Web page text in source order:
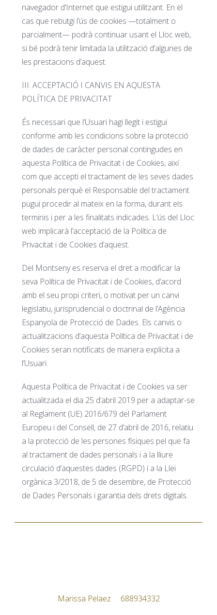
navegador d’Internet que estigui utilitzant. En el
cas que rebutgi l’ús de cookies —totalment o
parcialment— podrà continuar usant el Lloc web,
si bé podrà tenir limitada la utilització d’algunes de
les prestacions d’aquest.
III. ACCEPTACIÓ I CANVIS EN AQUESTA
POLÍTICA DE PRIVACITAT
És necessari que l’Usuari hagi llegit i estigui
conforme amb les condicions sobre la protecció
de dades de caràcter personal contingudes en
aquesta Política de Privacitat i de Cookies, així
com que accepti el tractament de les seves dades
personals perquè el Responsable del tractament
pugui procedir al mateix en la forma, durant els
terminis i per a les finalitats indicades. L’ús del Lloc
web implicarà l’acceptació de la Política de
Privacitat i de Cookies d’aquest.
Del Montseny es reserva el dret a modificar la
seva Política de Privacitat i de Cookies, d’acord
amb el seu propi criteri, o motivat per un canvi
legislatiu, jurisprudencial o doctrinal de l’Agència
Espanyola de Protecció de Dades. Els canvis o
actualitzacions d’aquesta Política de Privacitat i de
Cookies seran notificats de manera explícita a
l’Usuari.
Aquesta Política de Privacitat i de Cookies va ser
actualitzada el dia 25 d’abril 2019 per a adaptar-se
al Reglament (UE) 2016/679 del Parlament
Europeu i del Consell, de 27 d’abril de 2016, relatiu
a la protecció de les persones físiques pel que fa
al tractament de dades personals i a la lliure
circulació d’aquestes dades (RGPD) i a la Llei
orgànica 3/2018, de 5 de desembre, de Protecció
de Dades Personals i garantia dels drets digitals.
Marissa Pelaez 688934332